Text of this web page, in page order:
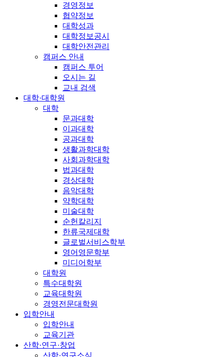
경영정보
협약정보
대학성과
대학정보공시
대학안전관리
캠퍼스 안내
캠퍼스 투어
오시는 길
교내 검색
대학·대학원
대학
문과대학
이과대학
공과대학
생활과학대학
사회과학대학
법과대학
경상대학
음악대학
약학대학
미술대학
순헌칼리지
한류국제대학
글로벌서비스학부
영어영문학부
미디어학부
대학원
특수대학원
교육대학원
경영전문대학원
입학안내
입학안내
교육기관
산학·연구·창업
산학·연구소식